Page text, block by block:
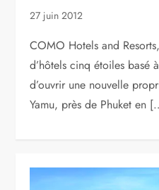
27 juin 2012
COMO Hotels and
d’hôtels cinq étoiles basé
d’ouvrir une nouvelle
Yamu, près de Phuket en